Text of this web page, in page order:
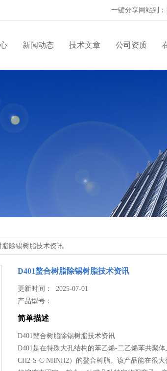
一键分享网站到：
新闻动态 技术文章 公司资质
脂除锡树脂技术资讯
D401螯合树脂除锡树脂技术资讯
更新时间： 2025-07-01
产品型号：
简单描述
D401螯合树脂除锡树脂技术资讯
D401是在特殊大孔结构的苯乙烯-二乙烯苯共聚
CH2-S-C-NHNH2）的螯合树脂。该产品能在很